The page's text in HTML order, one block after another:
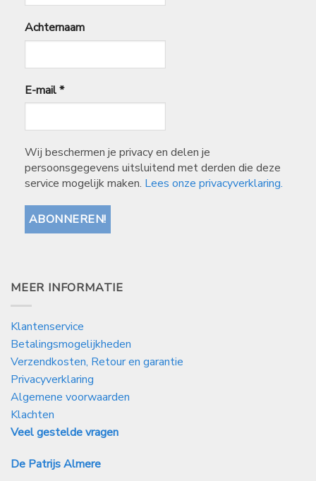
Achternaam
E-mail*
Wij beschermen je privacy en delen je
persoonsgegevens uitsluitend met derden die deze
service mogelijk maken. Lees onze privacyverklaring.
MEER INFORMATIE
Klantenservice
Betalingsmogelijkheden
Verzendkosten, Retour en garantie
Privacyverklaring
Algemene voorwaarden
Klachten
Veel gestelde vragen
De Patrijs Almere